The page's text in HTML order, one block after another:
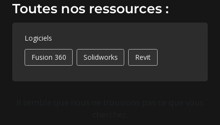
Toutes nos ressources :
Logiciels
Fusion 360 Solidworks Revit